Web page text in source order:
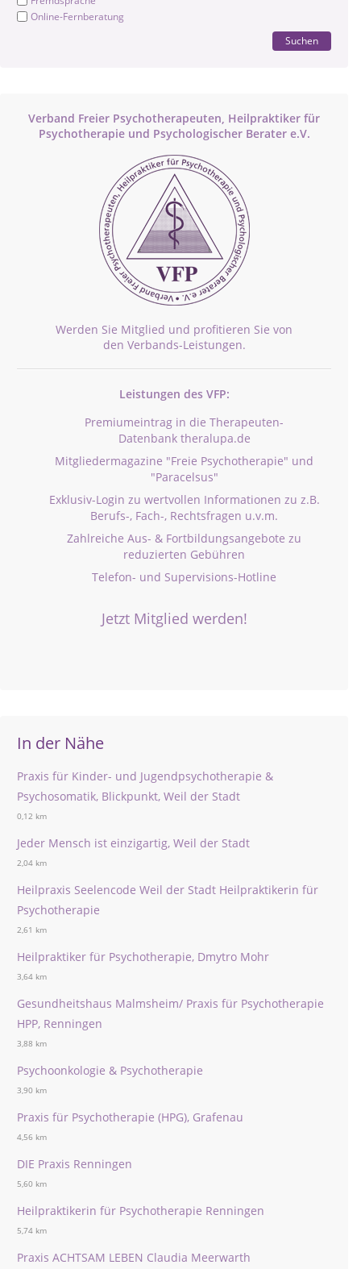
Online-Fernberatung
Suchen
Verband Freier Psychotherapeuten, Heilpraktiker für
Psychotherapie und Psychologischer Berater e.V.
Werden Sie Mitglied und profitieren Sie von
den Verbands-Leistungen.
Leistungen des VFP:
Premiumeintrag in die Therapeuten-
Datenbank theralupa.de
Mitgliedermagazine "Freie Psychotherapie" und
"Paracelsus"
Exklusiv-Login zu wertvollen Informationen zu z.B.
Berufs-, Fach-, Rechtsfragen u.v.m.
Zahlreiche Aus- & Fortbildungsangebote zu
reduzierten Gebühren
Telefon- und Supervisions-Hotline
Jetzt Mitglied werden!
In der Nähe
Praxis für Kinder- und Jugendpsychotherapie &
Psychosomatik, Blickpunkt, Weil der Stadt
0,12 km
Jeder Mensch ist einzigartig, Weil der Stadt
2,04 km
Heilpraxis Seelencode Weil der Stadt Heilpraktikerin für
Psychotherapie
2,61 km
Heilpraktiker für Psychotherapie, Dmytro Mohr
3,64 km
Gesundheitshaus Malmsheim/ Praxis für Psychotherapie
HPP, Renningen
3,88 km
Psychoonkologie & Psychotherapie
3,90 km
Praxis für Psychotherapie (HPG), Grafenau
4,56 km
DIE Praxis Renningen
5,60 km
Heilpraktikerin für Psychotherapie Renningen
5,74 km
Praxis ACHTSAM LEBEN Claudia Meerwarth